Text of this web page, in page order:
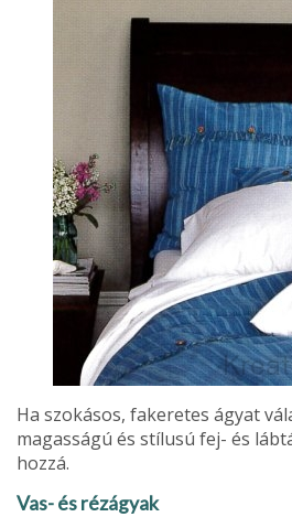
Ha szokásos, fakeretes ágyat
magasságú és stílusú fej- és
hozzá.
Vas- és rézágyak